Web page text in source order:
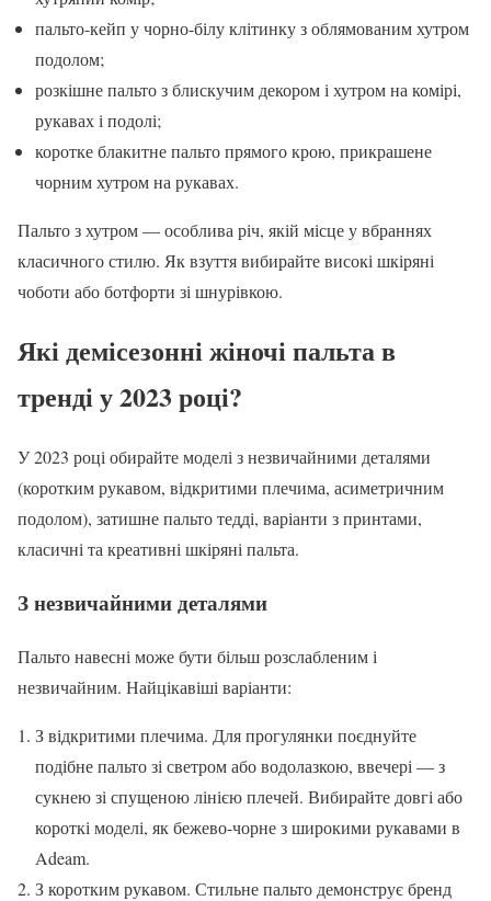
пальто-кейп у чорно-білу клітинку з облямованим хутром
подолом;
розкішне пальто з блискучим декором і хутром на комірі,
рукавах і подолі;
коротке блакитне пальто прямого крою, прикрашене
чорним хутром на рукавах.
Пальто з хутром — особлива річ, якій місце у вбраннях
класичного стилю. Як взуття вибирайте високі шкіряні
чоботи або ботфорти зі шнурівкою.
Які демісезонні жіночі пальта в
тренді у 2023 році?
У 2023 році обирайте моделі з незвичайними деталями
(коротким рукавом, відкритими плечима, асиметричним
подолом), затишне пальто тедді, варіанти з принтами,
класичні та креативні шкіряні пальта.
З незвичайними деталями
Пальто навесні може бути більш розслабленим і
незвичайним. Найцікавіші варіанти:
З відкритими плечима. Для прогулянки поєднуйте
подібне пальто зі светром або водолазкою, ввечері — з
сукнею зі спущеною лінією плечей. Вибирайте довгі або
короткі моделі, як бежево-чорне з широкими рукавами в
Adeam.
З коротким рукавом. Стильне пальто демонструє бренд